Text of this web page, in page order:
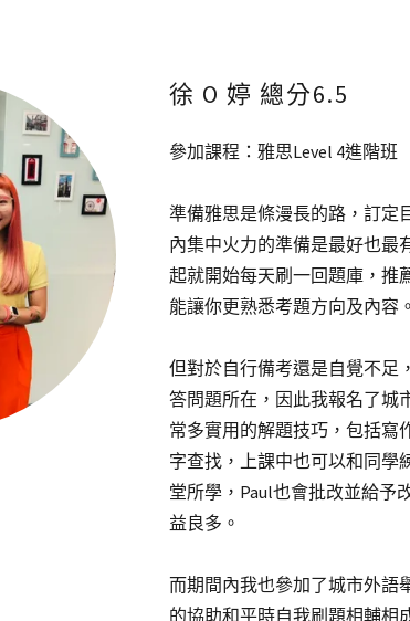
徐 O 婷 總分6.5
參加課程：雅思Level 4進階班
準備雅思是條漫長的路，訂定
內集中火力的準備是最好也最
起就開始每天刷一回題庫，推
能讓你更熟悉考題方向及內容。
但對於自行備考還是自覺不足
答問題所在，因此我報名了城
常多實用的解題技巧，包括寫
字查找，上課中也可以和同學
堂所學，Paul也會批改並給予
益良多。
而期間內我也參加了城市外語
的協助和平時自我刷題相輔相